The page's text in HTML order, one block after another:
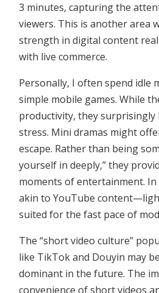
3 minutes, capturing the
viewers. This is another area
strength in digital content
with live commerce.
Personally, I often spend idle
simple mobile games. While
productivity, they surprisingly
stress. Mini dramas might
escape. Rather than being
yourself in deeply,” they
moments of entertainment. In
akin to YouTube
suited for the fast pace of
The “short video culture”
like TikTok and Douyin may
dominant in the future. The
convenience of short videos